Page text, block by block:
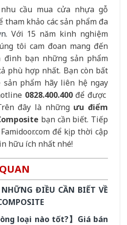
cầu mua cửa nhựa gỗ
tham khảo các sản phẩm đa
. Với 15 năm kinh nghiệm
tôi cam đoan mang đến
đình bạn những sản phẩm
phù hợp nhất. Bạn còn bất
sản phẩm hãy liên hệ ngay
0828.400.400 để được
đây là những ưu điểm
bạn cần biết. Tiếp
để kịp thời cập
hữu ích nhất nhé!
ĐIỀU CẦN BIẾT VỀ
loại nào tốt?】Giá bán